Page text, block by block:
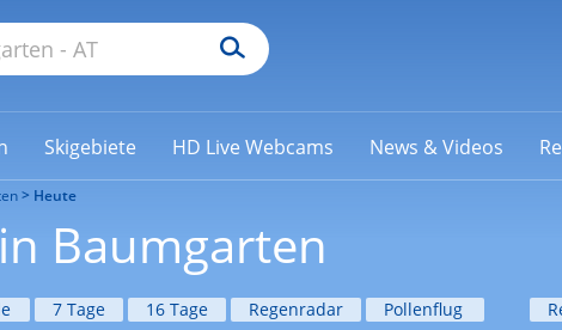
Skigebiete HD Live Webcams News & Videos
Heute
Baumgarten
7 Tage 16 Tage Regenradar Pollenflug